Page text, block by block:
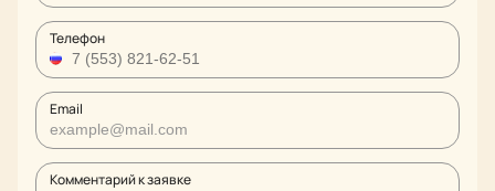
Телефон
Email
Комментарий к заявке